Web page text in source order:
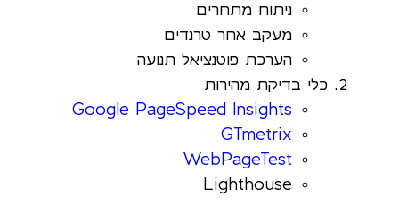
ניתוח מתחרים
מעקב אחר טרנדים
הערכת פוטנציאל תנועה
כלי בדיקת מהירות
Google PageSpeed Insights
GTmetrix
WebPageTest
Lighthouse